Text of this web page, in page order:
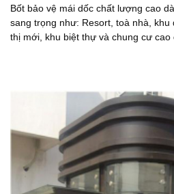
Bốt bảo vệ mái dốc chất lượng cao
sang trọng như: Resort, toà nhà, khu
thị mới, khu biệt thự và chung cư cao